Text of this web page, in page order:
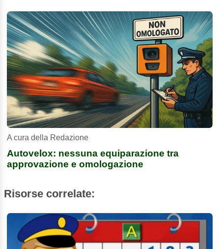
A cura della Redazione
Autovelox: nessuna equiparazione tra
approvazione e omologazione
Risorse correlate: